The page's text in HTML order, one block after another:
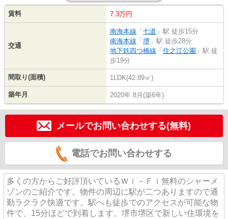
賃料 7.3万円
交通
南海本線 「 七道 」駅 徒歩15分
南海本線 「 堺 」駅 徒歩28分
地下鉄四つ橋線 「 住之江公園 」駅 徒
歩19分
間取り(面積) 1LDK(42.89㎡)
築年月 2020年 8月(築6年)
メールでお問い合わせする(無料)
電話でお問い合わせする
多くの方からご好評頂いているＷｉ－Ｆｉ無料のシャーメ
ゾンのご紹介です。物件の周辺に駅が二つありますので通
勤ラクラク快適です。駅へも徒歩でのアクセスが可能な物
件で、15分ほどで到着します。堺市堺区で新しい住環境を